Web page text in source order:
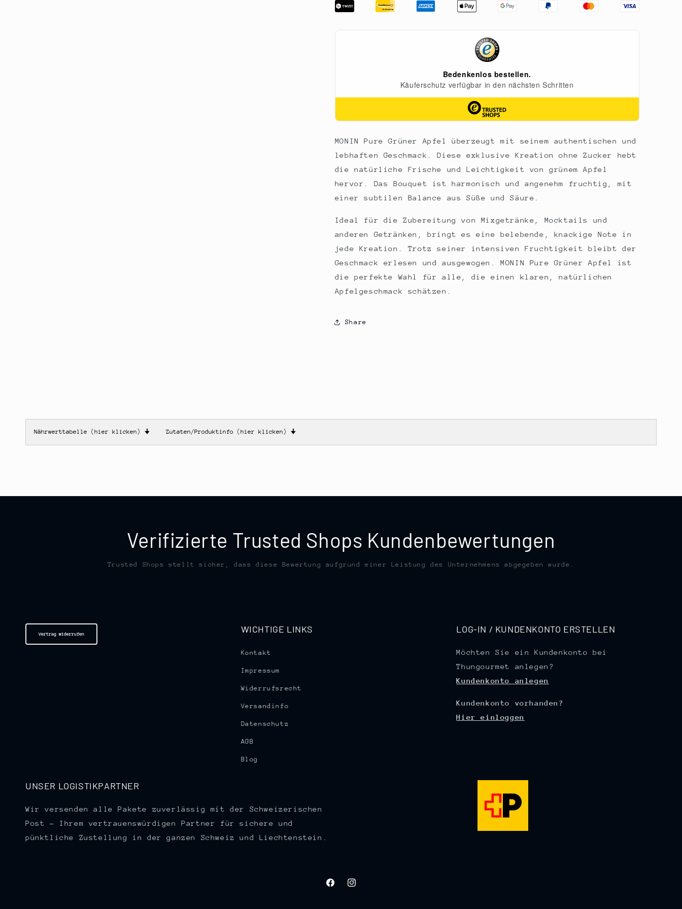
-
Green
-
Green
ml
MONIN Pure Grüner Apfel überzeugt mit seinem authentischen und
lebhaften Geschmack. Diese exklusive Kreation ohne Zucker hebt
die natürliche Frische und Leichtigkeit von grünem Apfel
hervor. Das Bouquet ist harmonisch und angenehm fruchtig, mit
einer subtilen Balance aus Süße und Säure.
Ideal für die Zubereitung von Mixgetränke, Mocktails und
anderen Getränken, bringt es eine belebende, knackige Note in
jede Kreation. Trotz seiner intensiven Fruchtigkeit bleibt der
Geschmack erlesen und ausgewogen. MONIN Pure Grüner Apfel ist
die perfekte Wahl für alle, die einen klaren, natürlichen
Apfelgeschmack schätzen.
Share
Nährwerttabelle (hier klicken) 🠋 Zutaten/Produktinfo (hier klicken) 🠋
Verifizierte Trusted Shops Kundenbewertungen
Trusted Shops stellt sicher, dass diese Bewertung aufgrund einer Leistung des Unternehmens abgegeben wurde.
Vertrag widerrufen WICHTIGE LINKS
Kontakt
Impressum
Widerrufsrecht
Versandinfo
Datenschutz
AGB
Blog
LOG-IN / KUNDENKONTO ERSTELLEN
Möchten Sie ein Kundenkonto bei
Thungourmet anlegen?
Kundenkonto anlegen
Kundenkonto vorhanden?
Hier einloggen
UNSER LOGISTIKPARTNER
Wir versenden alle Pakete zuverlässig mit der Schweizerischen
Post – Ihrem vertrauenswürdigen Partner für sichere und
pünktliche Zustellung in der ganzen Schweiz und Liechtenstein.
FacebookInstagram